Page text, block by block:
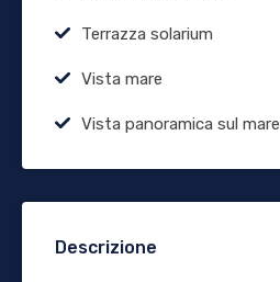
Terrazza solarium
Vista mare
Vista panoramica sul mare
Descrizione